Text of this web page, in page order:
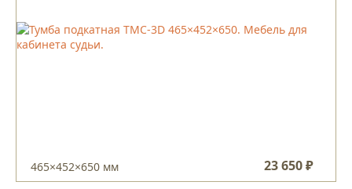
465×452×650 мм 23 650 ₽